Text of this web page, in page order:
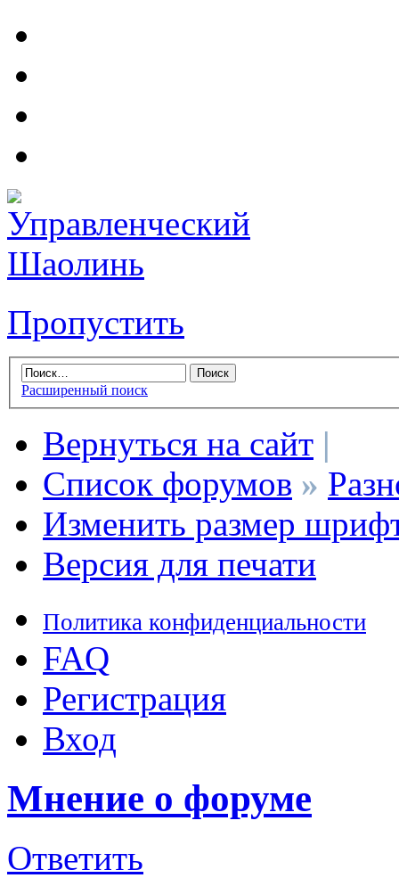
Пропустить
Расширенный поиск
Вернуться на сайт |
Список форумов »
Изменить размер
Версия для печати
Политика конфиденциальности
FAQ
Регистрация
Вход
Мнение о форуме
Ответить